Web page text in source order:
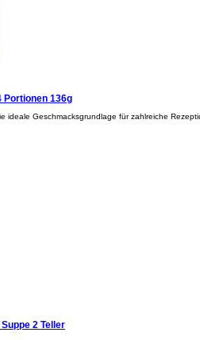
Portionen 136g
ideale Geschmacksgrundlage für zahlreiche
2 Teller